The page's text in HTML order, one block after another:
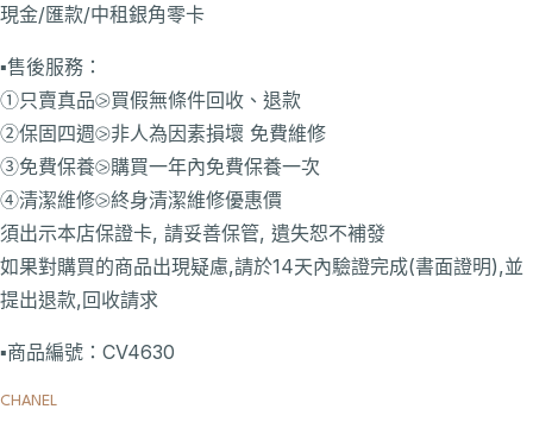
現金/匯款/中租銀角零卡
▪️售後服務：
①只賣真品⧁買假無條件回收、退款
②保固四週⧁非人為因素損壞 免費維修
③免費保養⧁購買一年內免費保養一次
④清潔維修⧁終身清潔維修優惠價
須出示本店保證卡, 請妥善保管, 遺失恕不補發
如果對購買的商品出現疑慮,請於14天內驗證完成(書面證明),並
提出退款,回收請求
▪️商品編號：CV4630
CHANEL